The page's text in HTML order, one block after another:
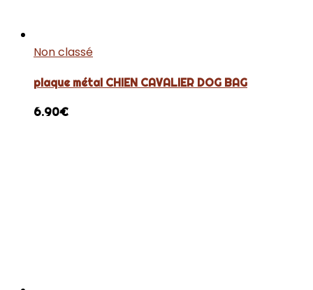
Non classé
plaque métal CHIEN CAVALIER DOG BAG
6.90€